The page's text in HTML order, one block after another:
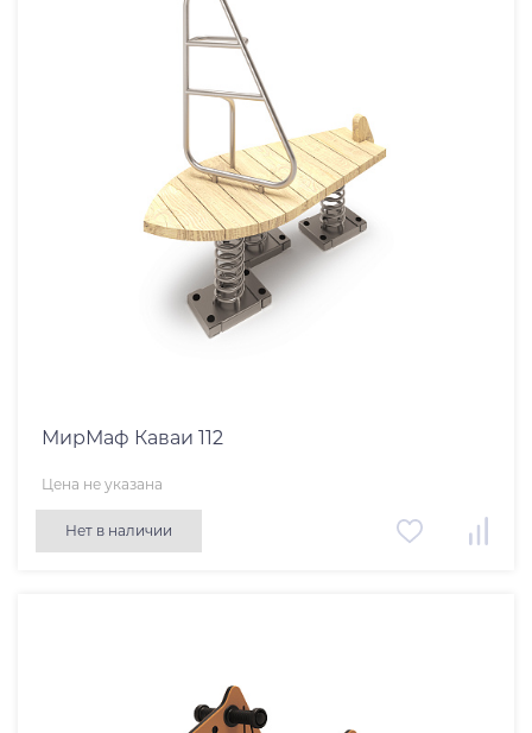
МирМаф Каваи 112
Цена не указана
Нет в наличии